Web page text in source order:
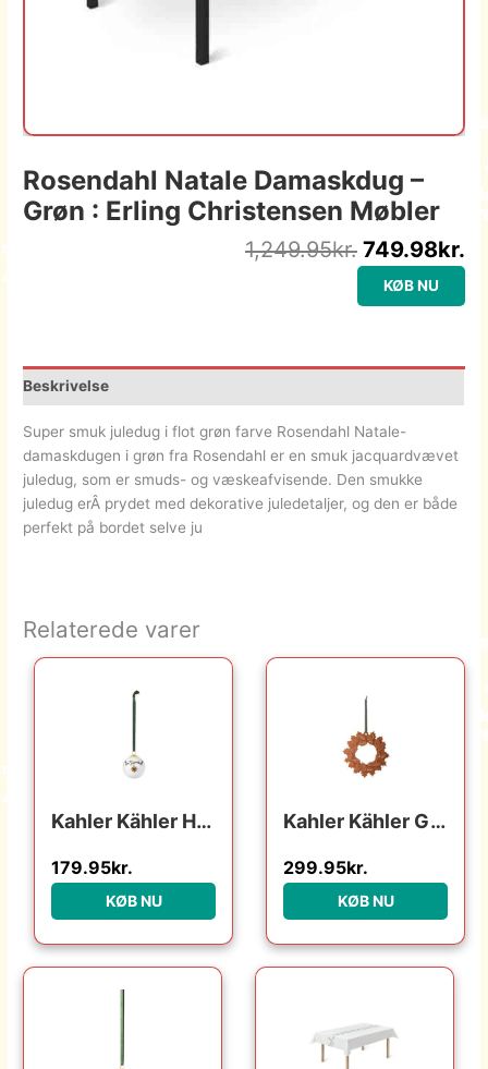
Rosendahl Natale Damaskdug –
Grøn : Erling Christensen Møbler
1,249.95kr. 749.98kr.
KØB NU
Beskrivelse
Super smuk juledug i flot grøn farve Rosendahl Natale-
damaskdugen i grøn fra Rosendahl er en smuk jacquardvævet
juledug, som er smuds- og væskeafvisende. Den smukke
juledug erÂ prydet med dekorative juledetaljer, og den er både
perfekt på bordet selve ju
Relaterede varer
Kahler Kähler Hammershøi Christmas julekugle 2021 : Erling Christensen Møbler : Erling Christensen Møbler
179.95kr.
KØB NU
Kahler Kähler Gingerbread Julekrans Ø18.5 cm – Brun : Erling Christensen Møbler : Erling Christensen Møbler
299.95kr.
KØB NU